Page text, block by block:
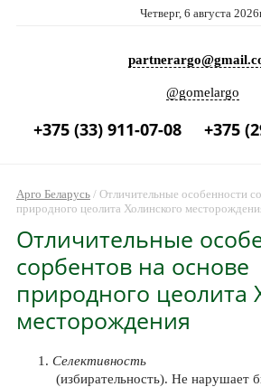
Четверг, 6 августа
@gomelargo
+375 (33) 911-07-08 +375
Арго Беларусь/ Отличительные особенности
природного цеолита Холинского
Отличительные
сорбентов на основе
природного цеолита
месторождения
Селективность
(избирательность). Не нарушает